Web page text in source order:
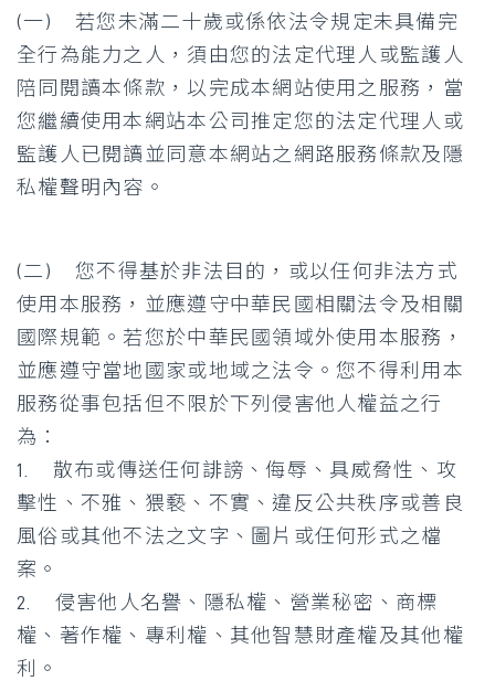
(一) 若您未滿二十歲或係依法令規定未具備完
全行為能力之人，須由您的法定代理人或監護人
陪同閱讀本條款，以完成本網站使用之服務，當
您繼續使用本網站本公司推定您的法定代理人或
監護人已閱讀並同意本網站之網路服務條款及隱
私權聲明內容。
(二) 您不得基於非法目的，或以任何非法方式
使用本服務，並應遵守中華民國相關法令及相關
國際規範。若您於中華民國領域外使用本服務，
並應遵守當地國家或地域之法令。您不得利用本
服務從事包括但不限於下列侵害他人權益之行
為：
1. 散布或傳送任何誹謗、侮辱、具威脅性、攻
擊性、不雅、猥褻、不實、違反公共秩序或善良
風俗或其他不法之文字、圖片或任何形式之檔
案。
2. 侵害他人名譽、隱私權、營業秘密、商標
權、著作權、專利權、其他智慧財產權及其他權
利。